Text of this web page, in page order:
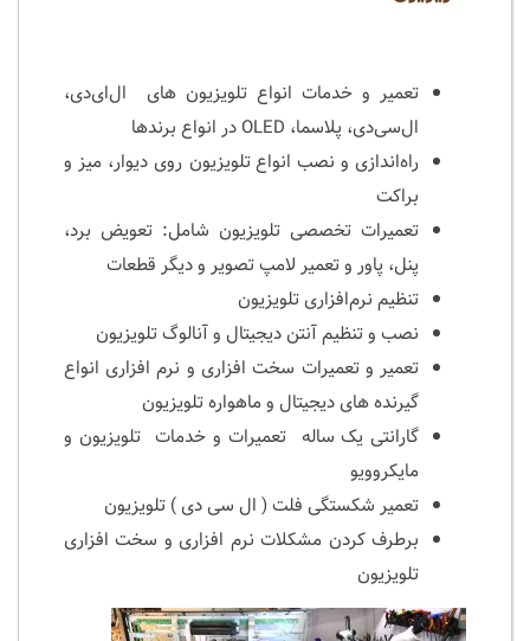
تعمیر و خدمات انواع تلویزیون های ال‌ای‌دی‌،
ال‌سی‌دی، پلاسما، OLED در انواع برندها
راه‌اندازی و نصب انواع تلویزیون روی دیوار، میز و
براکت
تعمیرات تخصصی تلویزیون شامل: تعویض برد،
پنل، پاور و تعمیر لامپ تصویر و دیگر قطعات
تنظیم نرم‌افزاری تلویزیون
نصب و تنظیم آنتن دیجیتال و آنالوگ تلویزیون
تعمیر و تعمیرات سخت افزاری و نرم افزاری انواع
گیرنده های دیجیتال و ماهواره تلویزیون
گارانتی یک‌ ساله تعمیرات و خدمات تلویزیون و
مایکروویو
تعمیر شکستگی فلت ( ال سی دی ) تلویزیون
برطرف کردن مشکلات نرم افزاری و سخت افزاری
تلویزیون